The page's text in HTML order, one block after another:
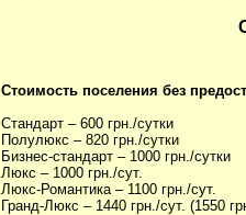
Стоимость поселения без
Стандарт – 600 грн./сутки
Полулюкс – 820 грн./сутки
Бизнес-стандарт – 1000 грн./сутки
Люкс – 1000 грн./сут.
Люкс-Романтика – 1100 грн./сут.
Гранд-Люкс – 1440 грн./сут. (1550